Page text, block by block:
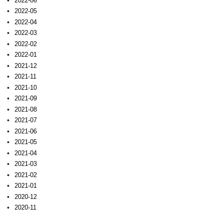
2022-05
2022-04
2022-03
2022-02
2022-01
2021-12
2021-11
2021-10
2021-09
2021-08
2021-07
2021-06
2021-05
2021-04
2021-03
2021-02
2021-01
2020-12
2020-11